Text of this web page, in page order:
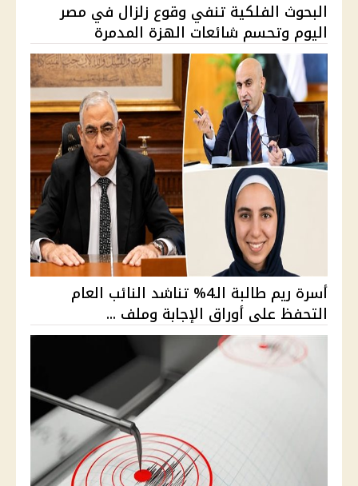
البحوث الفلكية تنفي وقوع زلزال في مصر
اليوم وتحسم شائعات الهزة المدمرة
أسرة ريم طالبة الـ4% تناشد النائب العام
التحفظ على أوراق الإجابة وملف ...